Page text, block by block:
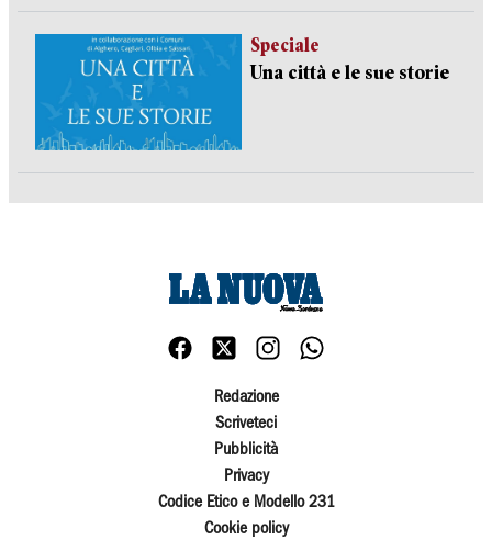
Speciale
Una città e le sue storie
Redazione
Scriveteci
Pubblicità
Privacy
Codice Etico e Modello 231
Cookie policy